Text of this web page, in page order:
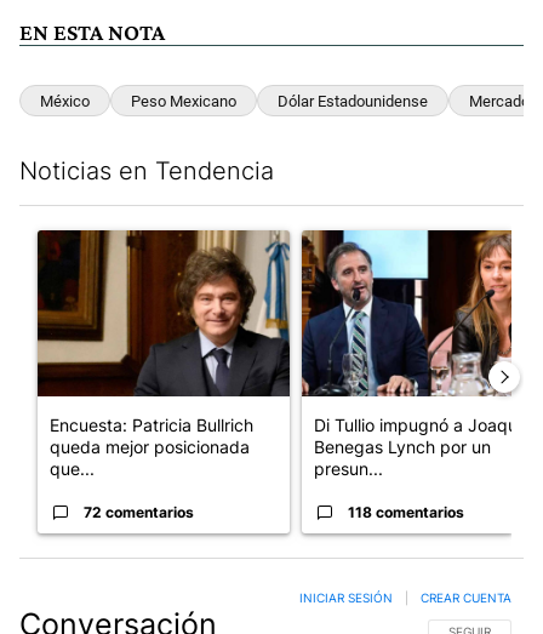
EN ESTA NOTA
México Peso Mexicano Dólar Estadounidense Mercado
Noticias en Tendencia
Un artículo de tendencia con el título "Encuesta: Patricia
Encuesta: Patricia Bullrich
queda mejor posicionada
que...
72 comentarios
Un artículo de tendencia con
Di Tullio impugnó a Joaquín
Benegas Lynch por un
presun...
118 comentarios
Conversación
INICIAR SESIÓN CREAR CUENTA